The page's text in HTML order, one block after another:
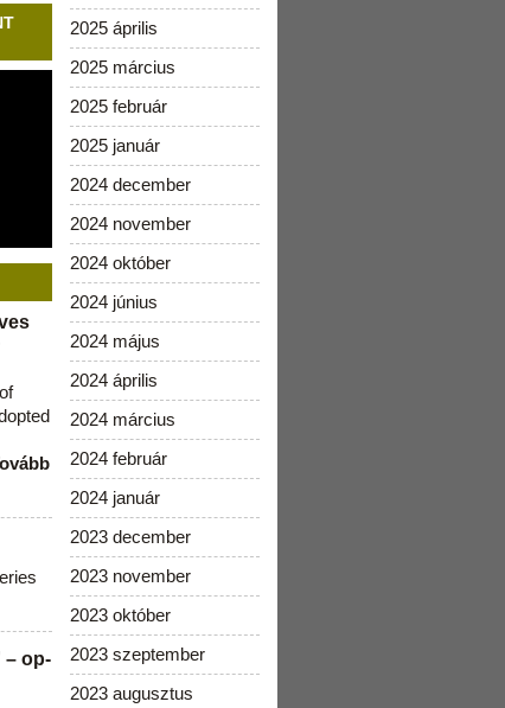
– op-
2025 április
2025 március
2025 február
2025 január
2024 december
2024 november
2024 október
2024 június
2024 május
2024 április
2024 március
2024 február
2024 január
2023 december
2023 november
2023 október
2023 szeptember
2023 augusztus